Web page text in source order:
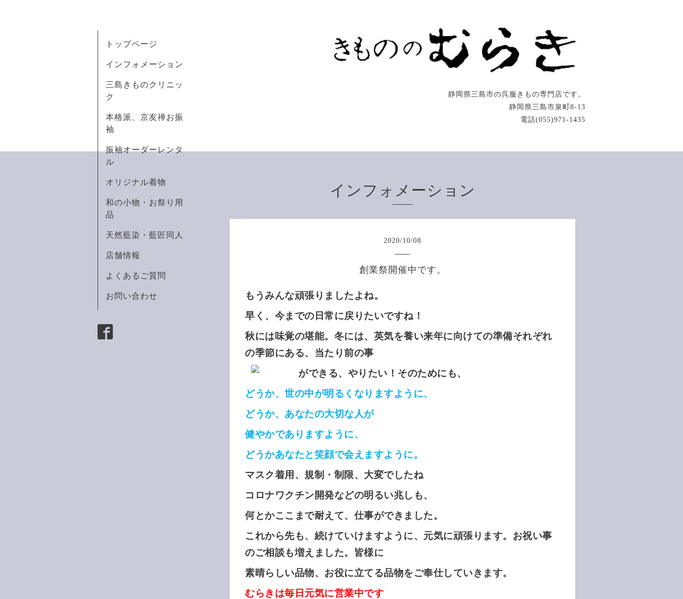
静岡県三島市の呉服きもの専門店です。
静岡県三島市泉町8-13
電話(055)971-1435
トップページ
インフォメーション
三島きものクリニッ
ク
本格派、京友禅お振
袖
振袖オーダーレンタ
ル
オリジナル着物
和の小物・お祭り用
品
天然藍染・藍匠同人
店舗情報
よくあるご質問
お問い合わせ
インフォメーション
2020/10/08
創業祭開催中です。
もうみんな頑張りましたよね。
早く、今までの日常に戻りたいですね！
秋には味覚の堪能。冬には、英気を養い来年に向けての準備それぞれ
の季節にある、当たり前の事
ができる、やりたい！そのためにも、
どうか、世の中が明るくなりますように、
どうか、あなたの大切な人が
健やかでありますように、
どうかあなたと笑顔で会えますように。
マスク着用、規制・制限、大変でしたね
コロナワクチン開発などの明るい兆しも、
何とかここまで耐えて、仕事ができました。
これから先も、続けていけますように、元気に頑張ります。お祝い事
のご相談も増えました。皆様に
素晴らしい品物、お役に立てる品物をご奉仕していきます。
むらきは毎日元気に営業中です